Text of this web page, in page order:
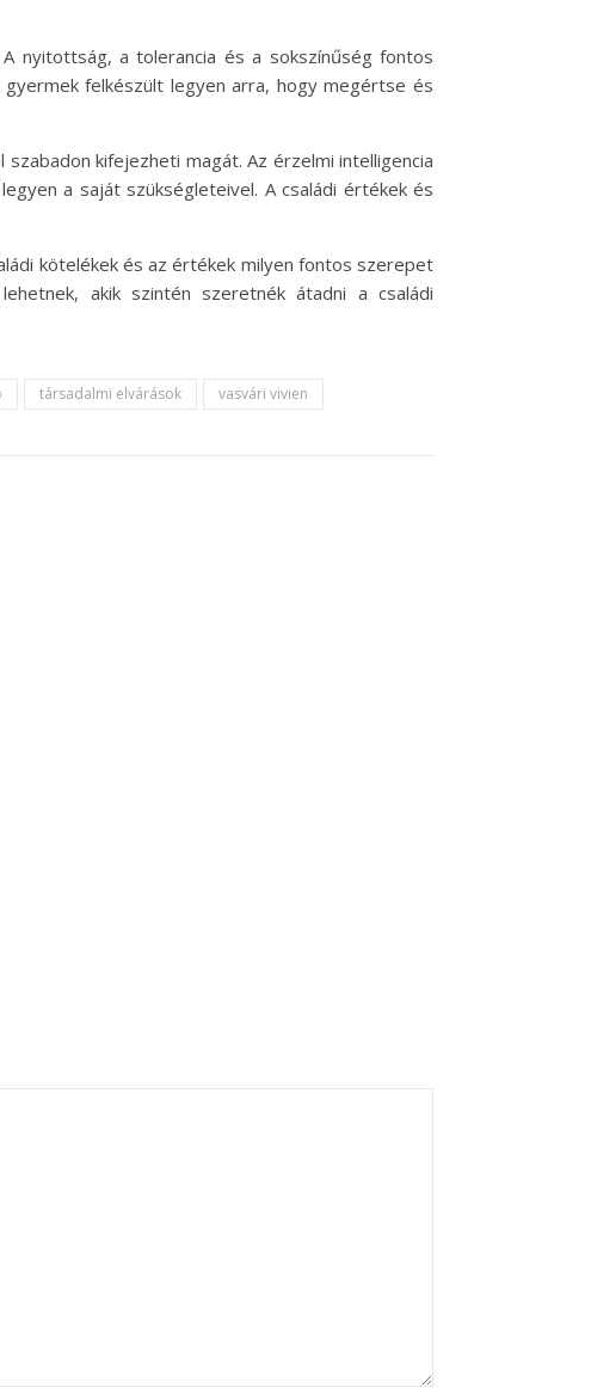
nyitottság, a tolerancia és a sokszínűség fontos
felkészült legyen arra, hogy megértse és
kifejezheti magát. Az érzelmi intelligencia
a saját szükségleteivel. A családi értékek és
kötelékek és az értékek milyen fontos szerepet
akik szintén szeretnék átadni a családi
társadalmi elvárások vasvári vivien